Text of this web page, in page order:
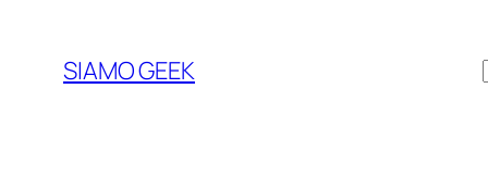
contenuto
SIAMO GEEK